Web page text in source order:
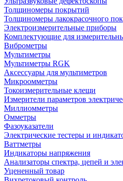
Толщиномеры покрытий
Толщиномеры лакокрасочного
Электроизмерительные приборы
Комплектующие для
Виброметры
Мультиметры
Мультиметры RGK
Аксессуары для мультиметров
Микроомметры
Токоизмерительные клещи
Измерители параметров
Миллиомметры
Омметры
Фазоуказатели
Электрические тестеры и
Ваттметры
Индикаторы напряжения
Анализаторы спектра, цепей и
Уцененный товар